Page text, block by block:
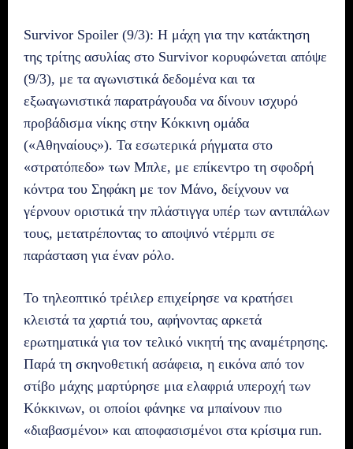
Survivor Spoiler (9/3): Η μάχη για την κατάκτηση
της τρίτης ασυλίας στο Survivor κορυφώνεται απόψε
(9/3), με τα αγωνιστικά δεδομένα και τα
εξωαγωνιστικά παρατράγουδα να δίνουν ισχυρό
προβάδισμα νίκης στην Κόκκινη ομάδα
(«Αθηναίους»). Τα εσωτερικά ρήγματα στο
«στρατόπεδο» των Μπλε, με επίκεντρο τη σφοδρή
κόντρα του Σηφάκη με τον Μάνο, δείχνουν να
γέρνουν οριστικά την πλάστιγγα υπέρ των αντιπάλων
τους, μετατρέποντας το αποψινό ντέρμπι σε
παράσταση για έναν ρόλο.
Το τηλεοπτικό τρέιλερ επιχείρησε να κρατήσει
κλειστά τα χαρτιά του, αφήνοντας αρκετά
ερωτηματικά για τον τελικό νικητή της αναμέτρησης.
Παρά τη σκηνοθετική ασάφεια, η εικόνα από τον
στίβο μάχης μαρτύρησε μια ελαφριά υπεροχή των
Κόκκινων, οι οποίοι φάνηκε να μπαίνουν πιο
«διαβασμένοι» και αποφασισμένοι στα κρίσιμα run.